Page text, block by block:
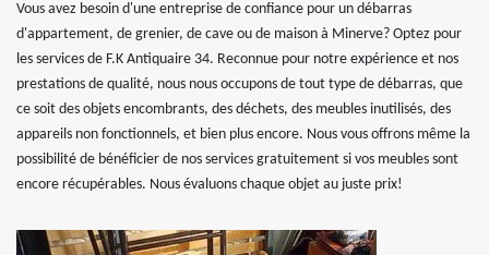
Vous avez besoin d'une entreprise de confiance pour un débarras
d'appartement, de grenier, de cave ou de maison à Minerve? Optez pour
les services de F.K Antiquaire 34. Reconnue pour notre expérience et nos
prestations de qualité, nous nous occupons de tout type de débarras, que
ce soit des objets encombrants, des déchets, des meubles inutilisés, des
appareils non fonctionnels, et bien plus encore. Nous vous offrons même la
possibilité de bénéficier de nos services gratuitement si vos meubles sont
encore récupérables. Nous évaluons chaque objet au juste prix!